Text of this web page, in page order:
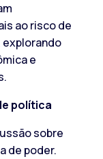
ao risco de
e
política
sobre
de poder.